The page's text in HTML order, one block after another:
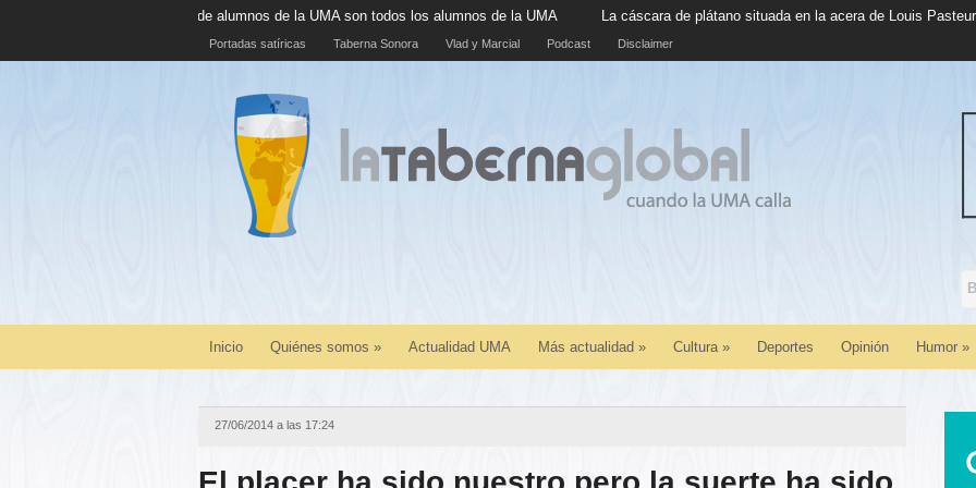
El 100% de alumnos de la UMA son todos los alumnos de la UMA La cáscara de plátano situada en la acera de Louis Pasteur cumple
Portadas satíricas Taberna Sonora Vlad y Marcial Podcast Disclaimer
Inicio Quiénes somos » Actualidad UMA Más actualidad » Cultura» Deportes Opinión Humor »
27/06/2014 a las 17:24